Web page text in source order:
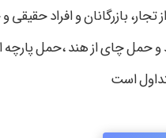
بازرگانان و افراد حقیقی
حمل چای از هند ،حمل
است